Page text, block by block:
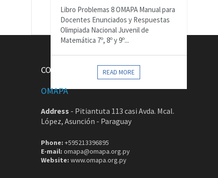
Libro Problemas 8 OMAPA Manual para
Docentes Enunciados y Respuestas
Olimpiada Nacional Juvenil de
Matemática 7º, 8º y 9º...
READ MORE
CONTACTOS
OMAPA
Address - Pitiantuta 113 casi Avda. Mcal.
López, Asunción - Paraguay
Phone: +595213396895
E-mail: omapa@omapa.org.py
Website: www.omapa.org.py